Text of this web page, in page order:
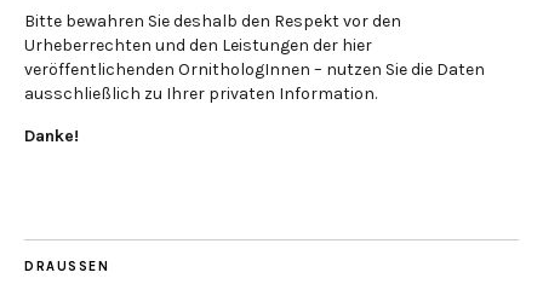
Bitte bewahren Sie deshalb den Respekt vor den
Urheberrechten und den Leistungen der hier
veröffentlichenden OrnithologInnen – nutzen Sie die Daten
ausschließlich zu Ihrer privaten Information.
Danke!
DRAUSSEN